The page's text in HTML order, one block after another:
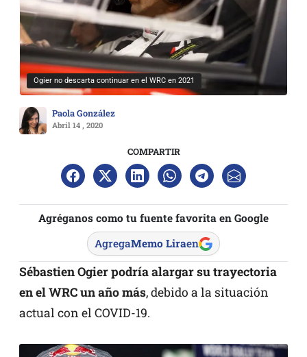
Ogier no descarta continuar en el WRC en 2021
Paola González
Abril 14 , 2020
COMPARTIR
Agréganos como tu fuente favorita en Google
AgregaMemo Liraen
Sébastien Ogier podría alargar su trayectoria
en el WRC un año más, debido a la situación
actual con el COVID-19.